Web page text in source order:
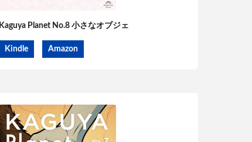
Kaguya Planet No.8 小さなオブジェ
Kindle Amazon